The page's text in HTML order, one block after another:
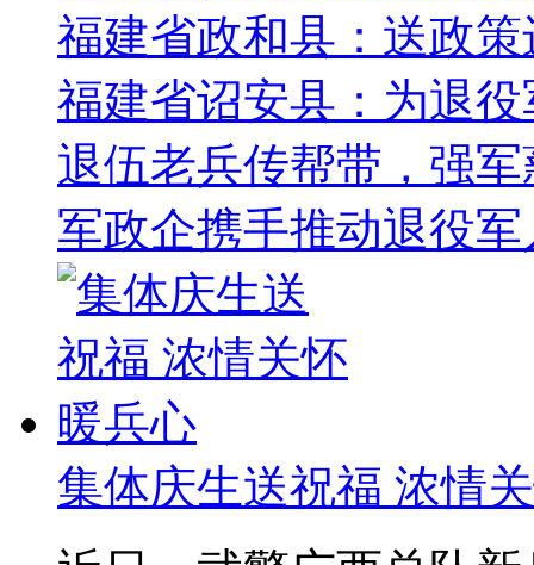
福建省政和县：送政
福建省诏安县：为退
退伍老兵传帮带，强
军政企携手推动退役
集体庆生送祝福 浓情